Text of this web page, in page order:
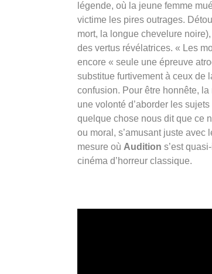
légende, où la jeune femme
victime les pires outrages.
mort, la longue chevelure
des vertus révélatrices. « Les
encore « seule une épreuve
substitue furtivement à ceux de
confusion. Pour être honnête,
une volonté d’aborder les
quelque chose nous dit que ce
ou moral, s’amusant juste avec
mesure où Audition s’est
cinéma d’horreur classique.